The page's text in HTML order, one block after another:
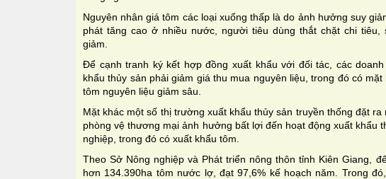
Nguyên nhân giá tôm các loại xuống thấp là do ảnh hưởng suy
phát tăng cao ở nhiều nước, người tiêu dùng thắt chặt chi tiêu,
giảm.
Ðể cạnh tranh ký kết hợp đồng xuất khẩu với đối tác, các
khẩu thủy sản phải giảm giá thu mua nguyên liệu, trong đó có
tôm nguyên liệu giảm sâu.
Mặt khác một số thị trường xuất khẩu thủy sản truyền thống đặt ra
phòng vệ thương mại ảnh hưởng bất lợi đến hoạt động xuất khẩu
nghiệp, trong đó có xuất khẩu tôm.
Theo Sở Nông nghiệp và Phát triển nông thôn tỉnh Kiên Giang,
hơn 134.390ha tôm nước lợ, đạt 97,6% kế hoạch năm. Trong